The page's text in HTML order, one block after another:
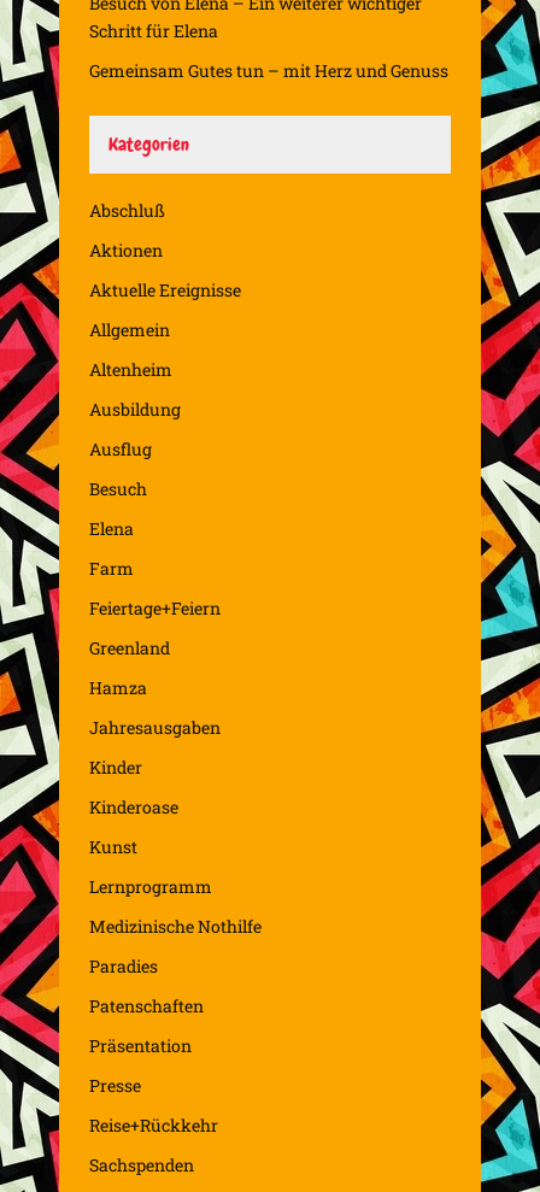
Schritt für Elena
Gemeinsam Gutes tun – mit Herz und Genuss
Kategorien
Abschluß
Aktionen
Aktuelle Ereignisse
Allgemein
Altenheim
Ausbildung
Ausflug
Besuch
Elena
Farm
Feiertage+Feiern
Greenland
Hamza
Jahresausgaben
Kinder
Kinderoase
Kunst
Lernprogramm
Medizinische Nothilfe
Paradies
Patenschaften
Präsentation
Presse
Reise+Rückkehr
Sachspenden